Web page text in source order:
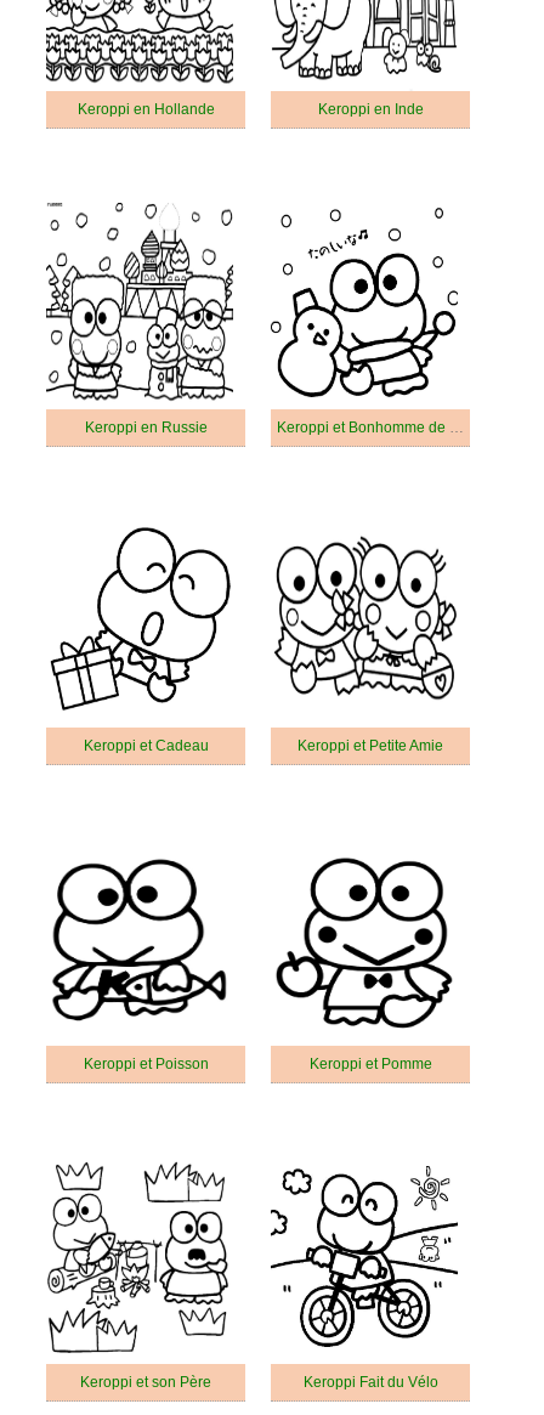
Keroppi en Hollande Keroppi en Inde
Keroppi en Russie Keroppi et Bonhomme de Neige
Keroppi et Cadeau Keroppi et Petite Amie
Keroppi et Poisson Keroppi et Pomme
Keroppi et son Père Keroppi Fait du Vélo